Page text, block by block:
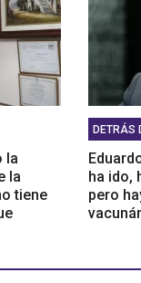
la
la
tiene
DETRÁS
ha ido,
pero